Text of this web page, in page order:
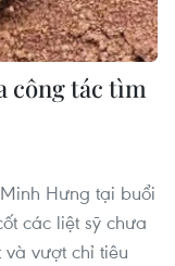
công tác tìm
Hưng tại buổi
các liệt sỹ chưa
vượt chỉ tiêu